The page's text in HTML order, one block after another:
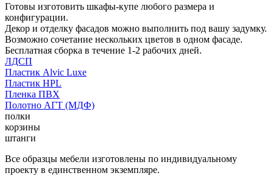
Готовы изготовить шкафы-купе любого размера и
конфигурации.
Декор и отделку фасадов можно выполнить под вашу задумку.
Возможно сочетание нескольких цветов в одном фасаде.
Бесплатная сборка в течение 1-2 рабочих дней.
ЛДСП
Пластик Alvic Luxe
Пластик HPL
Пленка ПВХ
Полотно АГТ (МДФ)
полки
корзины
штанги
Все образцы мебели изготовлены по индивидуальному
проекту в единственном экземпляре.